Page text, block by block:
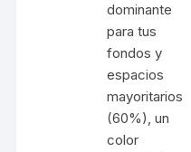
dominante
para tus
fondos y
espacios
mayoritarios
(60%), un
color